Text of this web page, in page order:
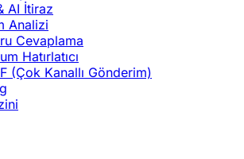
AI İtiraz
Analizi
Cevaplama
Hatırlatıcı
(Çok Kanallı Gönderim)